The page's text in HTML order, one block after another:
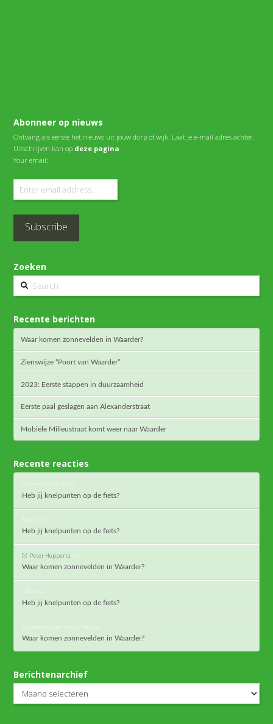
Abonneer op nieuws
Ontvang als eerste het nieuws uit jouw dorp of wijk. Laat je e-mail adres achter.
Uitschrijven kan op deze pagina
Your email:
Zoeken
Search
Recente berichten
Waar komen zonnevelden in Waarder?
Zienswijze “Poort van Waarder”
2023: Eerste stappen in duurzaamheid
Eerste paal geslagen aan Alexanderstraat
Mobiele Milieustraat komt weer naar Waarder
Recente reacties
Kroneman Marten op
Heb jij knelpunten op de fiets?
Marten op
Heb jij knelpunten op de fiets?
Peter Huppertzop
Waar komen zonnevelden in Waarder?
S.Bos op
Heb jij knelpunten op de fiets?
Autobedrijf Gerrit de Vries op
Waar komen zonnevelden in Waarder?
Berichtenarchief